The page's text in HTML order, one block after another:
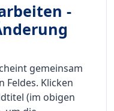
-
gemeinsam
Feldes. Klicken
(im obigen